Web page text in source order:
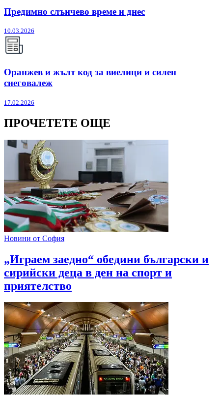
Предимно слънчево време и днес
10.03.2026
Оранжев и жълт код за виелици и силен
снеговалеж
17.02.2026
ПРОЧЕТЕТЕ ОЩЕ
Новини от София
„Играем заедно“ обедини български и
сирийски деца в ден на спорт и
приятелство